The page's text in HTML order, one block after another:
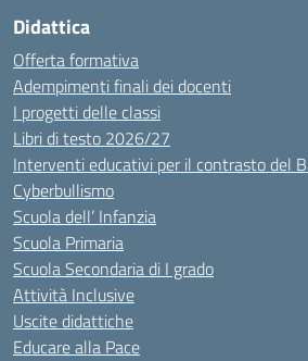
Didattica
Offerta formativa
Adempimenti finali dei docenti
I progetti delle classi
Libri di testo 2026/27
Interventi educativi per il contrasto del
Cyberbullismo
Scuola dell’ Infanzia
Scuola Primaria
Scuola Secondaria di I grado
Attività Inclusive
Uscite didattiche
Educare alla Pace